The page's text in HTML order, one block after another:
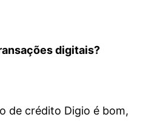
digitais?
de crédito Digio é bom,